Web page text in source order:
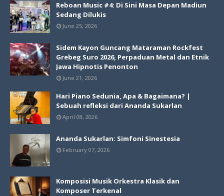
Reboan Music #4: Di Sini Masa Depan Madiun
Sedang Dilukis
June 25, 2026
Sidem Kayon Guncang Mataraman Rockfest
Grebeg Suro 2026, Perpaduan Metal dan Etnik
Jawa Hipnotis Penonton
June 21, 2026
Hari Piano Sedunia, Apa & Bagaimana? |
Sebuah refleksi dari Ananda Sukarlan
April 08, 2026
Ananda Sukarlan: Simfoni Sinestesia
February 07, 2026
Komposisi Musik Orkestra Klasik dan
Komposer Terkenal